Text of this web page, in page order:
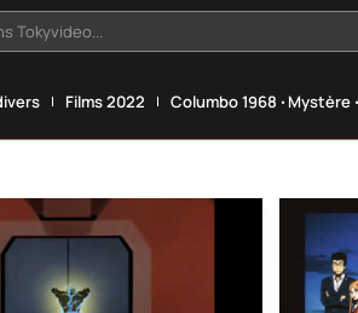
Tokyvideo...
Films 2022 Columbo 1968 ‧ Mystère